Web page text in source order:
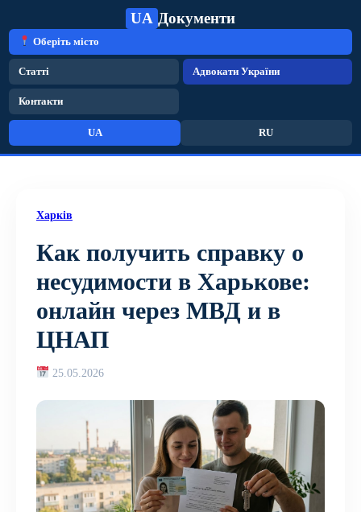
UA Документи
Оберіть місто
Статті Адвокати України
Контакти
UA RU
Харків
Как получить справку о
несудимости в Харькове:
онлайн через МВД и в
ЦНАП
25.05.2026